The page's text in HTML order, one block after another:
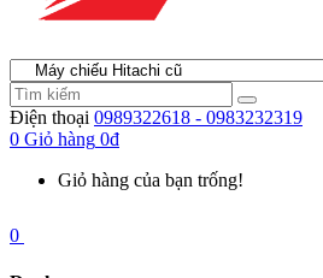
Điện thoại 0989322618 - 0983232319
0 Giỏ hàng 0đ
Giỏ hàng của bạn trống!
0